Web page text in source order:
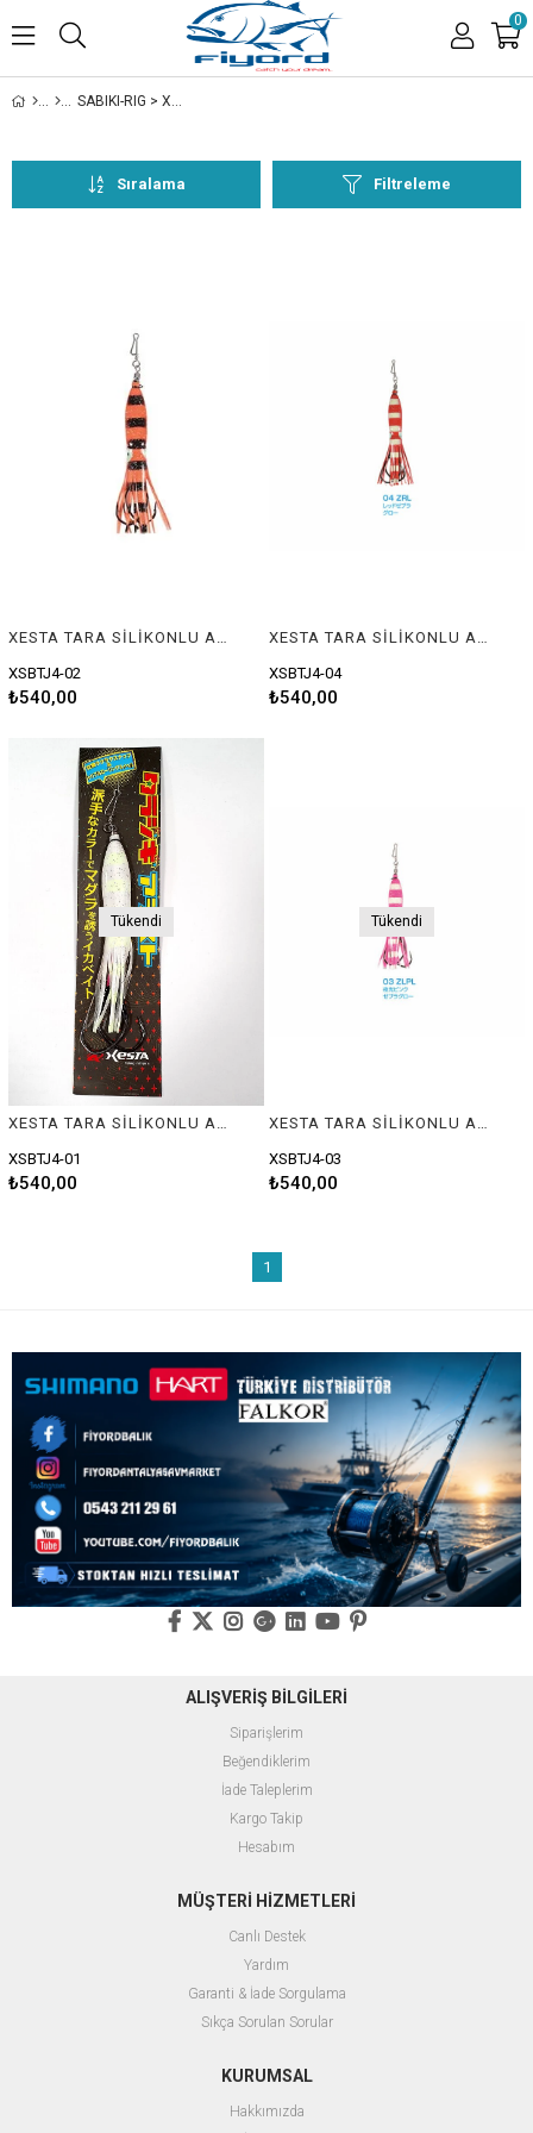
0
SABIKI-RIG > XESTA
Filtreleme
Sıralama
XSBTJ4-02
₺540,00
XSBTJ4-04
₺540,00
Tükendi
XESTA TARA SİLİKONLU ASSIST RIG 12CM ZWL
XSBTJ4-01
₺540,00
Tükendi
XESTA TARA SİLİKONLU ASSIST RIG 12CM ZLPL
XSBTJ4-03
₺540,00
1
ALIŞVERİŞ BİLGİLERİ
Siparişlerim
Beğendiklerim
İade Taleplerim
Kargo Takip
Hesabım
MÜŞTERİ HİZMETLERİ
Canlı Destek
Yardım
Garanti & İade Sorgulama
Sıkça Sorulan Sorular
KURUMSAL
Hakkımızda